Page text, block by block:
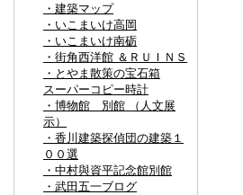
・建築マップ
・いこまいけ高岡
・いこまいけ南砺
・街角西洋館 ＆ＲＵＩＮＳ
・とやま散策の宝石箱
スーパーコピー時計
・博物館 別館 （人文展
示）
・香川建築探偵団の建築１
００選
・中村與資平記念館別館
・武田五一ブログ